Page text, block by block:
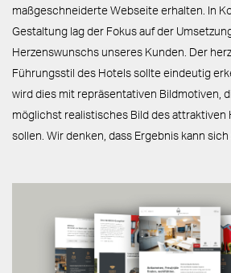
maßgeschneiderte Webseite erhalten. In
Gestaltung lag der Fokus auf der
Herzenswunschs unseres Kunden. Der
Führungsstil des Hotels sollte eindeutig
wird dies mit repräsentativen Bildmotiven,
möglichst realistisches Bild des attraktiven
sollen. Wir denken, dass Ergebnis kann sich